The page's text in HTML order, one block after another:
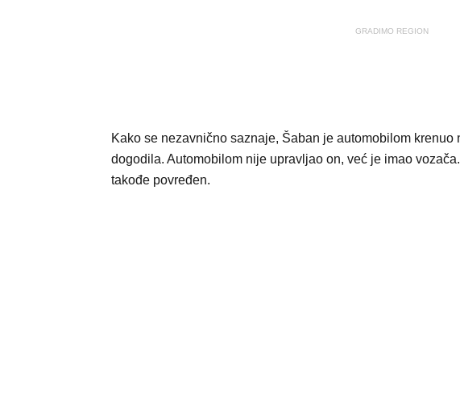
GRADIMO REGION
Kako se nezavnično saznaje, Šaban je automobilom krenuo
dogodila. Automobilom nije upravljao on, već je imao
takođe povređen.